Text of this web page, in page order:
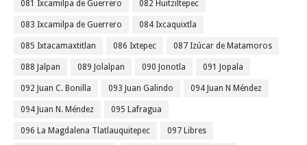
081 Ixcamilpa de Guerrero 082 Huitziltepec
083 Ixcamilpa de Guerrero 084 Ixcaquixtla
085 Ixtacamaxtitlan 086 Ixtepec 087 Izúcar de Matamoros
088 Jalpan 089 Jolalpan 090 Jonotla 091 Jopala
092 Juan C. Bonilla 093 Juan Galindo 094 Juan N Méndez
094 Juan N. Méndez 095 Lafragua
096 La Magdalena Tlatlauquitepec 097 Libres